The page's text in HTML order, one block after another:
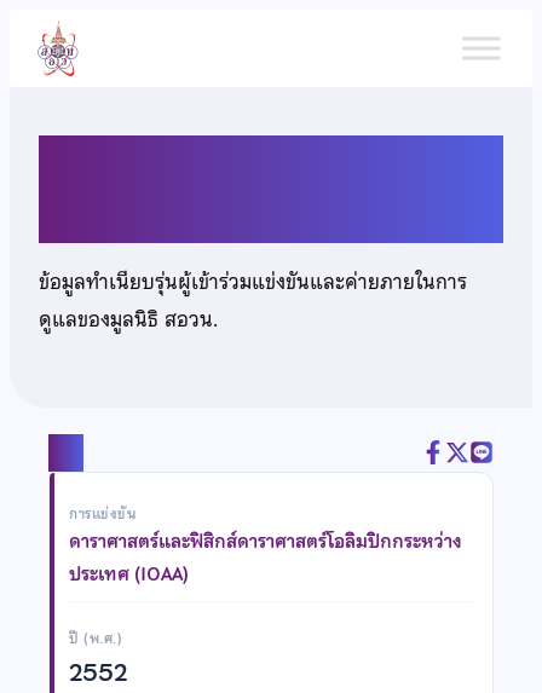
เนื้อหา
ข้อมูลทำเนียบรุ่นผู้เข้าร่วมแข่งขันและค่ายภายในการ
ดูแลของมูลนิธิ สอวน.
การแข่งขัน
ดาราศาสตร์และฟิสิกส์ดาราศาสตร์โอลิมปิกกระหว่าง
ประเทศ (IOAA)
ปี (พ.ศ.)
2552